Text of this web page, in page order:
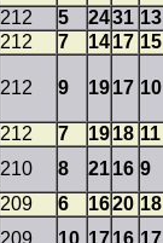
212 5 2431 13
212 7 1417 15
212 9 1917 10
212 7 1918 11
210 8 2116 9
209 6 1620 18
209 10 1716 17